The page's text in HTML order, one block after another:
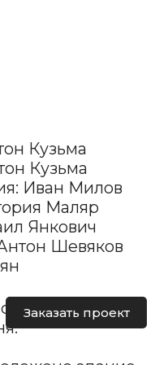
Заказать проект
и
в